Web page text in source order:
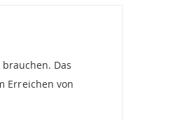
Das
Erreichen von